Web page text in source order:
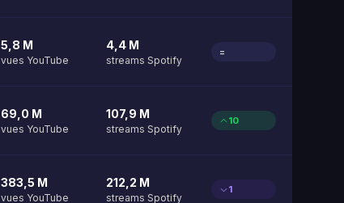
5,8 M
vues YouTube
4,4 M
streams Spotify
=
69,0 M
vues YouTube
107,9 M
streams Spotify
10
383,5 M
vues YouTube
212,2 M
streams Spotify
1